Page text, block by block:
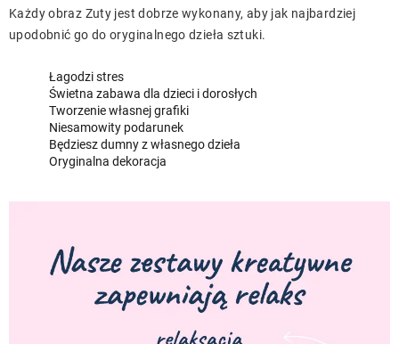
Każdy obraz Zuty jest dobrze wykonany, aby jak najbardziej
upodobnić go do oryginalnego dzieła sztuki.
Łagodzi stres
Świetna zabawa dla dzieci i dorosłych
Tworzenie własnej grafiki
Niesamowity podarunek
Będziesz dumny z własnego dzieła
Oryginalna dekoracja